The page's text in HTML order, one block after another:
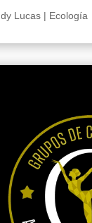
Lucas | Ecología